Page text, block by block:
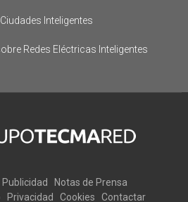
Inteligentes
Redes Eléctricas Inteligentes
Publicidad
Notas de Prensa
Privacidad Cookies Contactar